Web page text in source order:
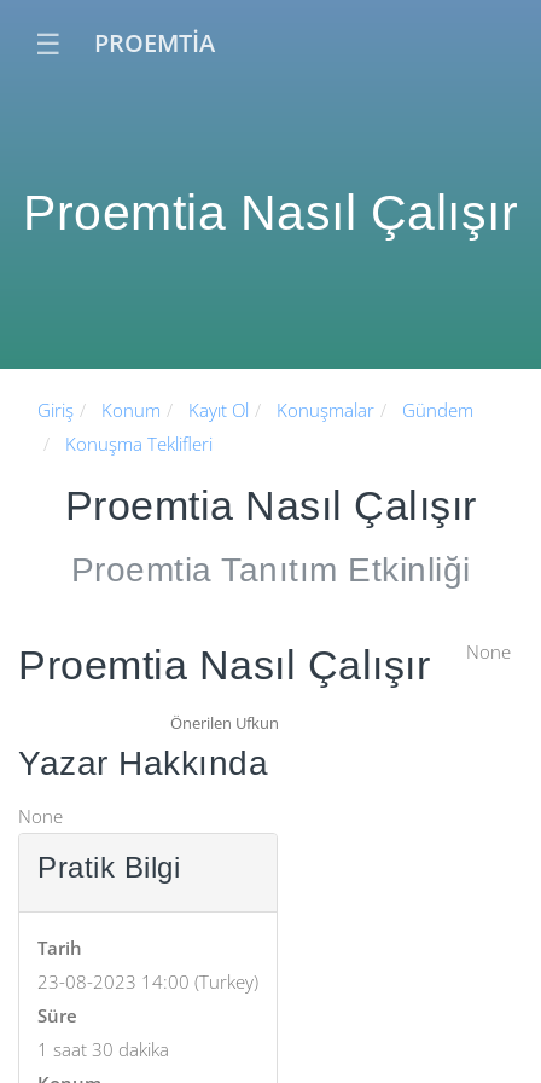
☰ PROEMTİA
Proemtia Nasıl Çalışır
Giriş Konum Kayıt Ol Konuşmalar
Gündem
Konuşma Teklifleri
Proemtia Nasıl Çalışır
Proemtia Tanıtım Etkinliği
Proemtia Nasıl Çalışır
Önerilen Ufkun
None
Yazar Hakkında
None
Pratik Bilgi
Tarih
23-08-2023 14:00 (Turkey)
Süre
1 saat 30 dakika